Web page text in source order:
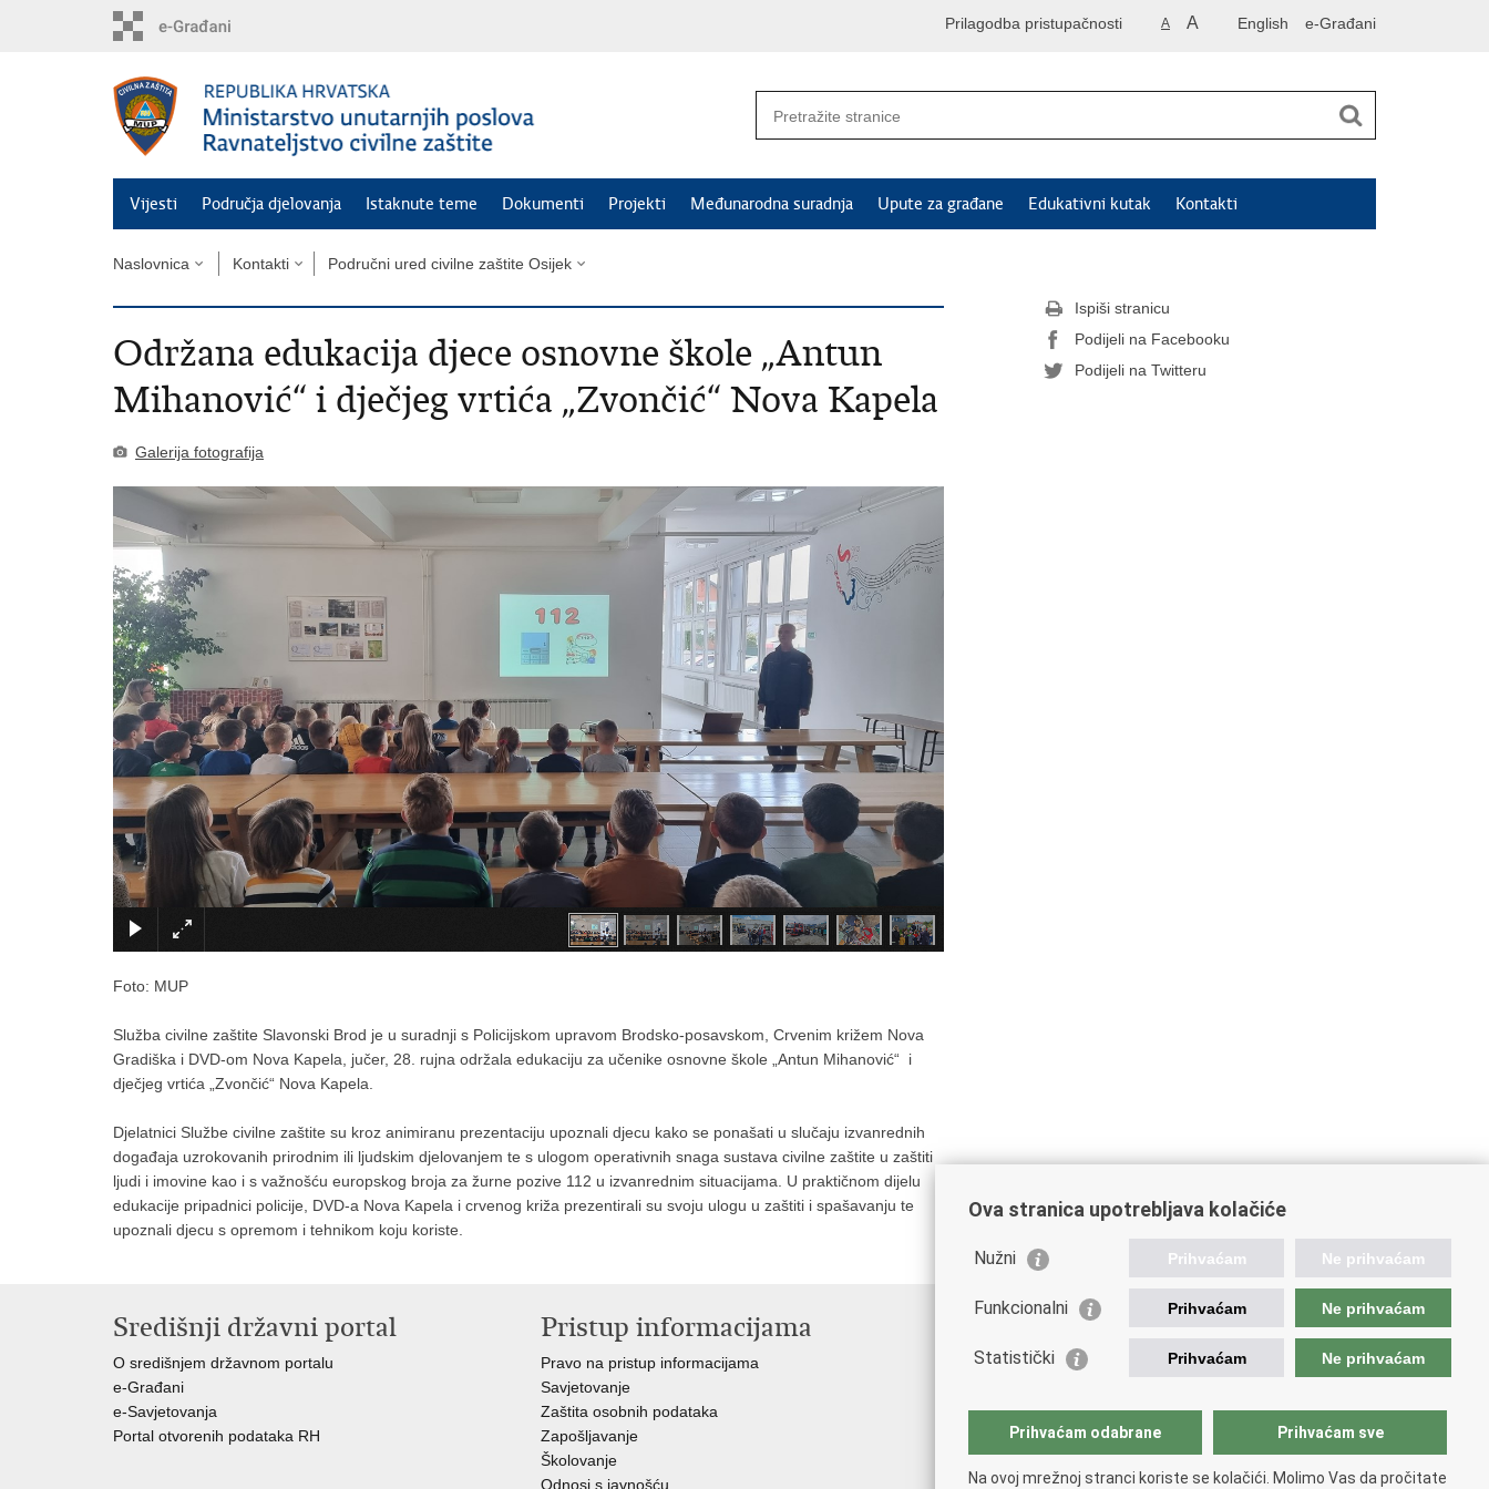
English e-Građani
A A
Prilagodba pristupačnosti
Vijesti Područja djelovanja Istaknute teme Dokumenti Projekti Međunarodna suradnja Upute za građane Edukativni kutak Kontakti
Naslovnica Kontakti Područni ured civilne zaštite Osijek
Održana edukacija djece osnovne škole „Antun
Mihanović“ i dječjeg vrtića „Zvončić“ Nova Kapela
Galerija fotografija
Foto: MUP
Služba civilne zaštite Slavonski Brod je u suradnji s Policijskom upravom Brodsko-posavskom, Crvenim križem Nova
Gradiška i DVD-om Nova Kapela, jučer, 28. rujna održala edukaciju za učenike osnovne škole „Antun Mihanović“ i
dječjeg vrtića „Zvončić“ Nova Kapela.
Djelatnici Službe civilne zaštite su kroz animiranu prezentaciju upoznali djecu kako se ponašati u slučaju izvanrednih
događaja uzrokovanih prirodnim ili ljudskim djelovanjem te s ulogom operativnih snaga sustava civilne zaštite u zaštiti
ljudi i imovine kao i s važnošću europskog broja za žurne pozive 112 u izvanrednim situacijama. U praktičnom dijelu
edukacije pripadnici policije, DVD-a Nova Kapela i crvenog križa prezentirali su svoju ulogu u zaštiti i spašavanju te
upoznali djecu s opremom i tehnikom koju koriste.
Ispiši stranicu
Podijeli na Facebooku
Podijeli na Twitteru
Središnji državni portal
O središnjem državnom portalu
e-Građani
e-Savjetovanja
Portal otvorenih podataka RH
Pristup informacijama
Pravo na pristup informacijama
Savjetovanje
Zaštita osobnih podataka
Zapošljavanje
Školovanje
Odnosi s javnošću
Važne poveznice
Vlada Republike Hrvatske
Ministarstvo obrane
Ova stranica upotrebljava kolačiće
Nužni Prihvaćam Ne prihvaćam
Funkcionalni Prihvaćam Ne prihvaćam
Statistički Prihvaćam Ne prihvaćam
Prihvaćam odabrane Prihvaćam sve
Na ovoj mrežnoj stranci koriste se kolačići. Molimo Vas da pročitate